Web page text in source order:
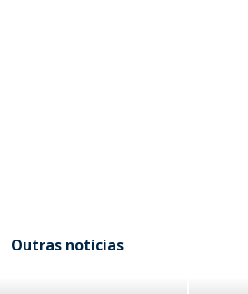
Outras notícias